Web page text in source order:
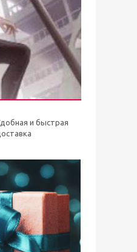
и быстрая